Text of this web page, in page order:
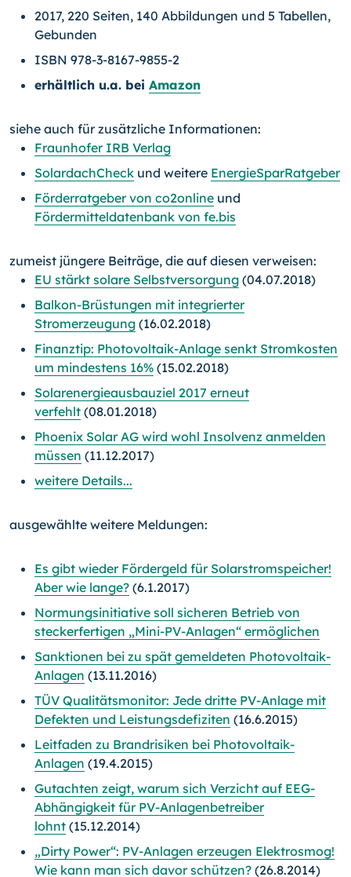
2017, 220 Seiten, 140 Abbildungen und 5 Tabellen,
Gebunden
ISBN 978-3-8167-9855-2
erhältlich u.a. bei Amazon
siehe auch für zusätzliche Informationen:
Fraunhofer IRB Verlag
SolardachCheck und weitere EnergieSparRatgeber
Förderratgeber von co2online und
Fördermitteldatenbank von fe.bis
zumeist jüngere Beiträge, die auf diesen verweisen:
EU stärkt solare Selbstversorgung (04.07.2018)
Balkon-Brüstungen mit integrierter
Stromerzeugung (16.02.2018)
Finanztip: Photovoltaik-Anlage senkt Stromkosten
um mindestens 16% (15.02.2018)
Solarenergieausbauziel 2017 erneut
verfehlt (08.01.2018)
Phoenix Solar AG wird wohl Insolvenz anmelden
müssen (11.12.2017)
weitere Details...
ausgewählte weitere Meldungen:
Es gibt wieder Fördergeld für Solarstromspeicher!
Aber wie lange? (6.1.2017)
Normungsinitiative soll sicheren Betrieb von
steckerfertigen „Mini-PV-Anlagen“ ermöglichen
Sanktionen bei zu spät gemeldeten Photovoltaik-
Anlagen (13.11.2016)
TÜV Qualitätsmonitor: Jede dritte PV-Anlage mit
Defekten und Leistungsdefiziten (16.6.2015)
Leitfaden zu Brandrisiken bei Photovoltaik-
Anlagen (19.4.2015)
Gutachten zeigt, warum sich Verzicht auf EEG-
Abhängigkeit für PV-Anlagenbetreiber
lohnt (15.12.2014)
„Dirty Power“: PV-Anlagen erzeugen Elektrosmog!
Wie kann man sich davor schützen? (26.8.2014)